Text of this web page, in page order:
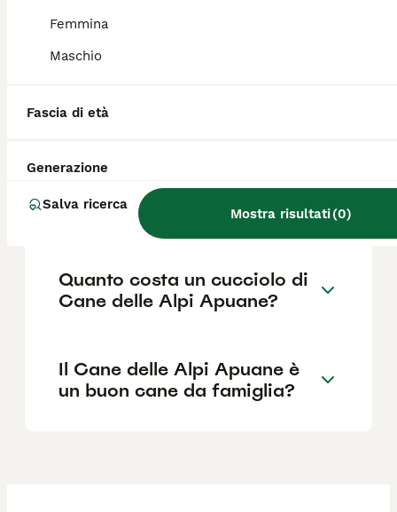
Femmina
Maschio
Fascia di età
Generazione
Salva ricerca
Mostra risultati(0)
Il suo nome deriva dall'antica città di Apua,
delle Alpi Apuane?
Che cos'è il Cane delle Alpi
Apuane?
Quanto costa un cucciolo di
Cane delle Alpi Apuane?
Il Cane delle Alpi Apuane è
un buon cane da famiglia?